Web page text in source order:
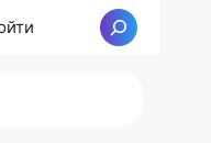
Поиск